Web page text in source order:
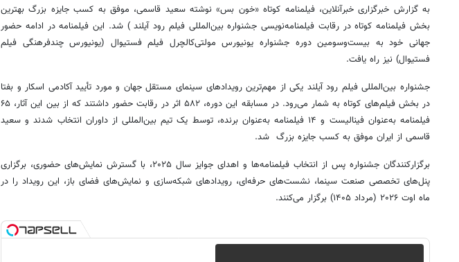
به گزارش خبرگزاری خبرآنلاین، فیلمنامه کوتاه «خون بس» نوشته سعید قاسمی، موفق به کسب جایزه بزرگ بهترین
بخش فیلمنامه کوتاه در رقابت فیلمنامه‌نویسی جشنواره بین‌المللی فیلم رود آیلند ) شد. این فیلمنامه در ادامه حضور
جهانی خود به بیست‌وسومین دوره جشنواره یونیورس مولتی‌کالچرل فیلم فستیوال (یونیورس چندفرهنگی فیلم
فستیوال) نیز راه یافت.
جشنواره بین‌المللی فیلم رود آیلند یکی از مهم‌ترین رویدادهای سینمای مستقل جهان و مورد تأیید آکادمی اسکار و بفتا
در بخش فیلم‌های کوتاه به شمار می‌رود. در مسابقه این دوره، ۵۸۲ اثر در رقابت حضور داشتند که از بین این آثار، ۶۵
فیلمنامه به‌عنوان فینالیست و ۱۴ فیلمنامه به‌عنوان برنده، توسط یک تیم بین‌المللی از داوران انتخاب شدند و سعید
قاسمی از ایران موفق به کسب جایزه بزرگ شد.
برگزارکنندگان جشنواره پس از انتخاب فیلمنامه‌ها و اهدای جوایز سال ۲۰۲۵، با گسترش نمایش‌های حضوری، برگزاری
پنل‌های تخصصی صنعت سینما، نشست‌های حرفه‌ای، رویدادهای شبکه‌سازی و نمایش‌های فضای باز، این رویداد را در
ماه اوت ۲۰۲۶ (مرداد ۱۴۰۵) برگزار می‌کنند.